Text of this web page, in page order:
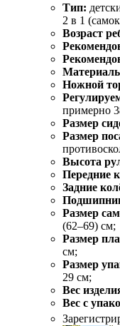
Тип:
2 в 1
Возраст
Ножной
примерно
Размер
Размер
Высота
Передние
Задние
Размер
(62–69) см;
Размер
см;
Размер
29 см;
Вес
Вес с